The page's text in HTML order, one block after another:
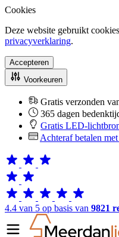
Cookies
Deze website gebruikt
privacyverklaring.
Accepteren
Voorkeuren
Gratis verzonden
365 dagen
Gratis LED-
Achteraf betalen
4.4 van 5 op basis van 9821